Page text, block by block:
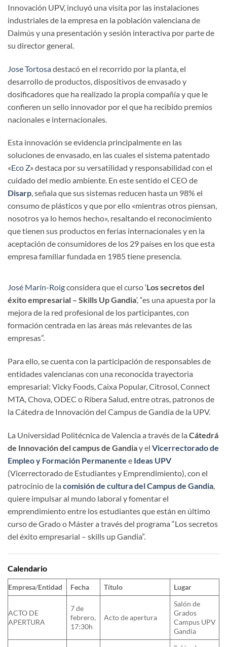
Innovación UPV, incluyó una visita por las instalaciones
industriales de la empresa en la población valenciana de
Daimús y una presentación y sesión interactiva por parte de
su director general.
Jose Tortosadestacó en el recorrido por la planta, el
desarrollo de productos, dispositivos de envasado y
dosificadores que ha realizado la propia compañía y que le
confieren un sello innovador por el que ha recibido premios
nacionales e internacionales.
Esta innovación se evidencia principalmente en las
soluciones de envasado, en las cuales el sistema patentado
«Eco Z» destaca por su versatilidad y responsabilidad con el
cuidado del medio ambiente. En este sentido el CEO de
Disarp, señala que sus sistemas reducen hasta un 98% el
consumo de plásticos y que por ello «mientras otros piensan,
nosotros ya lo hemos hecho», resaltando el reconocimiento
que tienen sus productos en ferias internacionales y en la
aceptación de consumidores de los 29 países en los que esta
empresa familiar fundada en 1985 tiene presencia.
José Marín-Roigconsidera que el curso ‘Los secretos del
éxito empresarial – Skills Up Gandia‘, “es una apuesta por la
mejora de la red profesional de los participantes, con
formación centrada en las áreas más relevantes de las
empresas”.
Para ello, se cuenta con la participación de responsables de
entidades valencianas con una reconocida trayectoria
empresarial: Vicky Foods, Caixa Popular, Citrosol, Connect
MTA, Chova, ODEC o Ribera Salud, entre otras, patronos de
la Cátedra de Innovación del Campus de Gandia de la UPV.
La Universidad Politécnica de Valencia a través de la Cátedrá
de Innovación del campus de Gandiay el Vicerrectorado de
Empleo y Formación Permanente e Ideas UPV
(Vicerrectorado de Estudiantes y Emprendimiento), con el
patrocinio de la comisión de cultura del Campus de Gandia,
quiere impulsar al mundo laboral y fomentar el
emprendimiento entre los estudiantes que están en último
curso de Grado o Máster a través del programa “Los secretos
del éxito empresarial – skills up Gandia”.
Calendario
Empresa/Entidad Fecha Título Lugar
ACTO DE
APERTURA
7 de
febrero,
17:30h
Acto de apertura
Salón de
Grados
Campus UPV
Gandia